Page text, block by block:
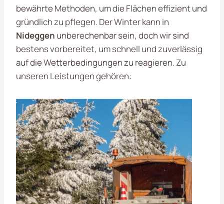
bewährte Methoden, um die Flächen effizient und
gründlich zu pflegen. Der Winter kann in
Nideggen unberechenbar sein, doch wir sind
bestens vorbereitet, um schnell und zuverlässig
auf die Wetterbedingungen zu reagieren. Zu
unseren Leistungen gehören: